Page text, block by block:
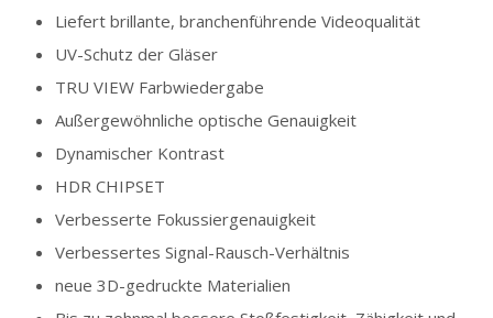
Liefert brillante, branchenführende Videoqualität
UV-Schutz der Gläser
TRU VIEW Farbwiedergabe
Außergewöhnliche optische Genauigkeit
Dynamischer Kontrast
HDR CHIPSET
Verbesserte Fokussiergenauigkeit
Verbessertes Signal-Rausch-Verhältnis
neue 3D-gedruckte Materialien